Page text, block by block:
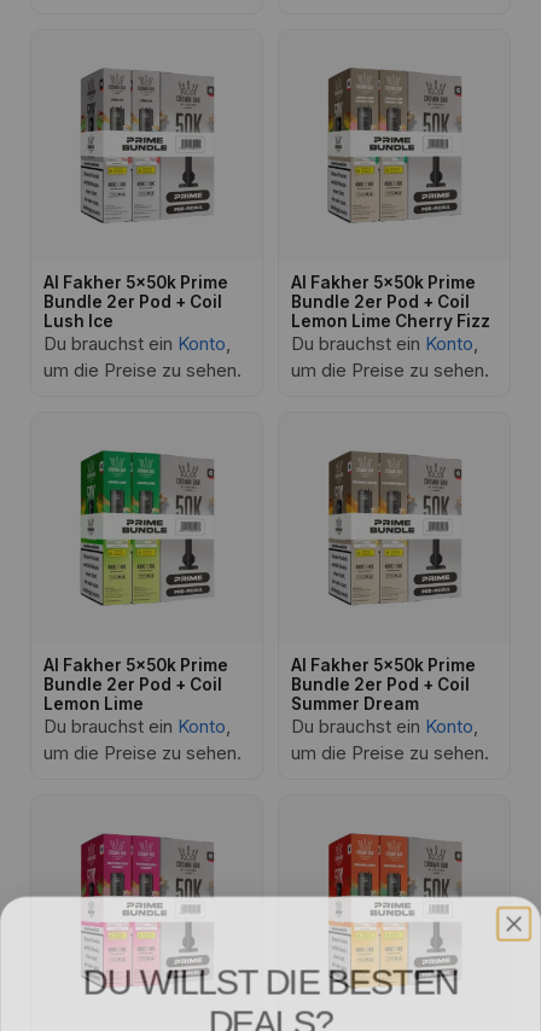
Al Fakher 5x50k Prime
Bundle 2er Pod + Coil
Lush Ice
Du brauchst ein Konto,
um die Preise zu sehen.
Al Fakher 5x50k Prime
Bundle 2er Pod + Coil
Lemon Lime Cherry Fizz
Du brauchst ein Konto,
um die Preise zu sehen.
Al Fakher 5x50k Prime
Bundle 2er Pod + Coil
Lemon Lime
Du brauchst ein Konto,
um die Preise zu sehen.
Al Fakher 5x50k Prime
Bundle 2er Pod + Coil
Summer Dream
Du brauchst ein Konto,
um die Preise zu sehen.
DU WILLST DIE BESTEN
DEALS?